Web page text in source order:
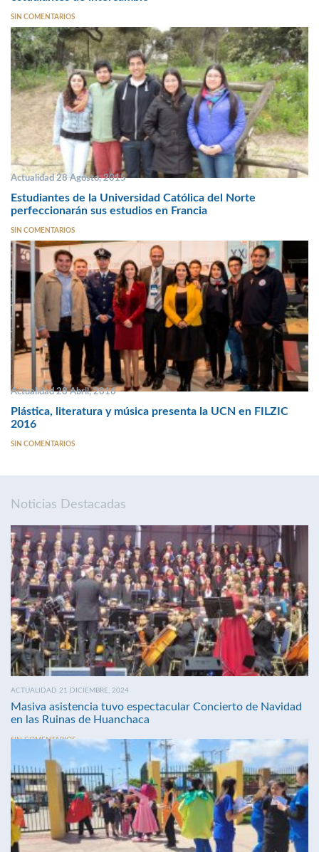
SIN COMENTARIOS
Actualidad 28 Agosto, 2015
Estudiantes de la Universidad Católica del Norte
perfeccionarán sus estudios en Francia
SIN COMENTARIOS
Actualidad 28 Abril, 2016
Plástica, literatura y música presenta la UCN en FILZIC
2016
SIN COMENTARIOS
Noticias Destacadas
ACTUALIDAD 21 DICIEMBRE, 2024
Masiva asistencia tuvo espectacular Concierto de Navidad
en las Ruinas de Huanchaca
SIN COMENTARIOS